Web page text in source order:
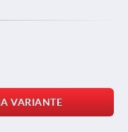
VARIANTE